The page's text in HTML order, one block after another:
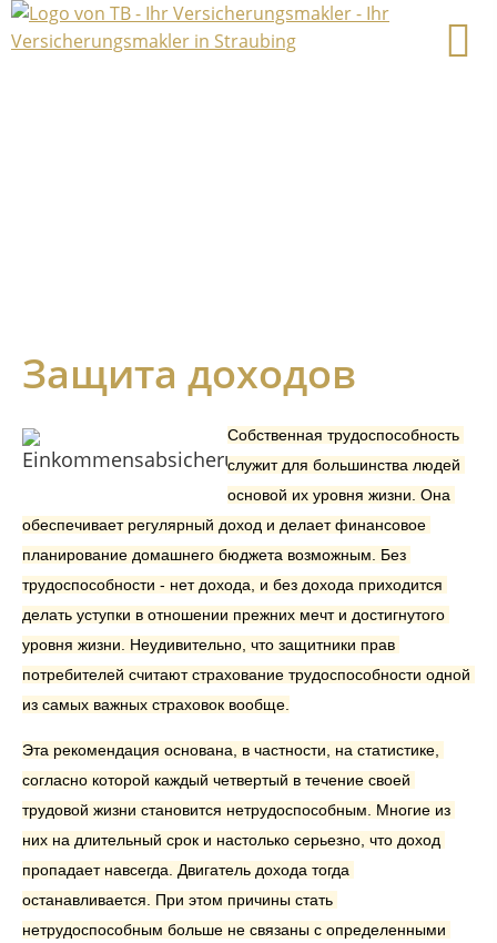
Защита доходов
Собственная трудоспособность
служит для большинства людей
основой их уровня жизни. Она
обеспечивает регулярный доход и делает финансовое
планирование домашнего бюджета возможным. Без
трудоспособности - нет дохода, и без дохода приходится
делать уступки в отношении прежних мечт и достигнутого
уровня жизни. Неудивительно, что защитники прав
потребителей считают страхование трудоспособности одной
из самых важных страховок вообще.
Эта рекомендация основана, в частности, на статистике,
согласно которой каждый четвертый в течение своей
трудовой жизни становится нетрудоспособным. Многие из
них на длительный срок и настолько серьезно, что доход
пропадает навсегда. Двигатель дохода тогда
останавливается. При этом причины стать
нетрудоспособным больше не связаны с определенными